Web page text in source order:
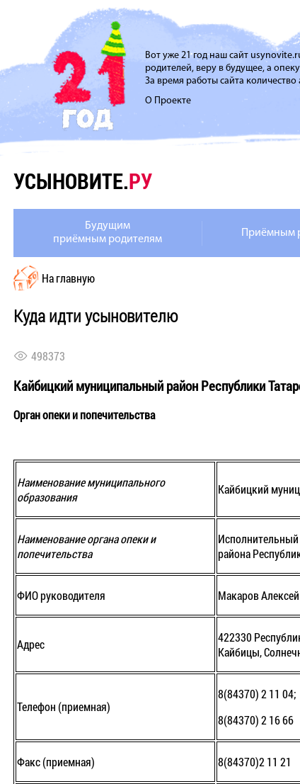
Вот уже 21 год наш сайт
родителей, веру в будущее, а
За время работы сайта
О Проекте
УСЫНОВИТЕ.РУ
Будущим
приёмным родителям
Приёмным
На главную
Куда идти усыновителю
498373
Кайбицкий муниципальный район Республики
Орган опеки и попечительства
Наименование муниципального
образования
Кайбицкий
Наименование органа опеки и
попечительства
района
ФИО руководителя Макаров
Адрес
422330
Кайбицы,
Телефон (приемная)
8(84370) 2 11 04;
8(84370) 2 16 66
Факс (приемная) 8(84370)2 11 21